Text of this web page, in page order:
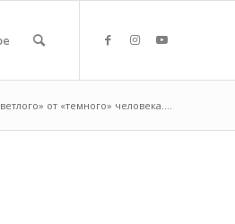
от «темного» человека....